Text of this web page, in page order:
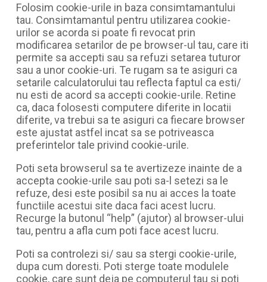
Folosim cookie-urile in baza consimtamantului
tau. Consimtamantul pentru utilizarea cookie-
urilor se acorda si poate fi revocat prin
modificarea setarilor de pe browser-ul tau, care iti
permite sa accepti sau sa refuzi setarea tuturor
sau a unor cookie-uri. Te rugam sa te asiguri ca
setarile calculatorului tau reflecta faptul ca esti/
nu esti de acord sa accepti cookie-urile. Retine
ca, daca folosesti computere diferite in locatii
diferite, va trebui sa te asiguri ca fiecare browser
este ajustat astfel incat sa se potriveasca
preferintelor tale privind cookie-urile.
Poti seta browserul sa te avertizeze inainte de a
accepta cookie-urile sau poti sa-l setezi sa le
refuze, desi este posibil sa nu ai acces la toate
functiile acestui site daca faci acest lucru.
Recurge la butonul “help” (ajutor) al browser-ului
tau, pentru a afla cum poti face acest lucru.
Poti sa controlezi si/ sau sa stergi cookie-urile,
dupa cum doresti. Poti sterge toate modulele
cookie, care sunt deja pe computerul tau si poti